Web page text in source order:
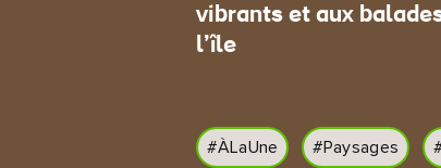
vibrants et aux
l’île
#ÀLaUne #Paysages